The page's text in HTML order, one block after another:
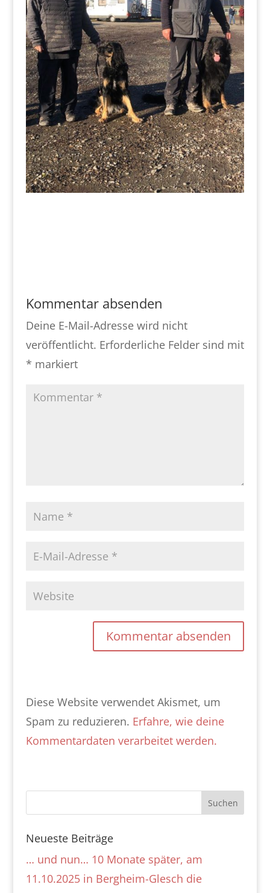
Kommentar absenden
Deine E-Mail-Adresse wird nicht
veröffentlicht. Erforderliche Felder sind mit
* markiert
Diese Website verwendet Akismet, um
Spam zu reduzieren. Erfahre, wie deine
Kommentardaten verarbeitet werden.
Neueste Beiträge
… und nun… 10 Monate später, am
11.10.2025 in Bergheim-Glesch die